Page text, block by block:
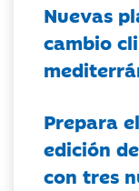
Nuevas
cambio
Prepara
edición
con tres